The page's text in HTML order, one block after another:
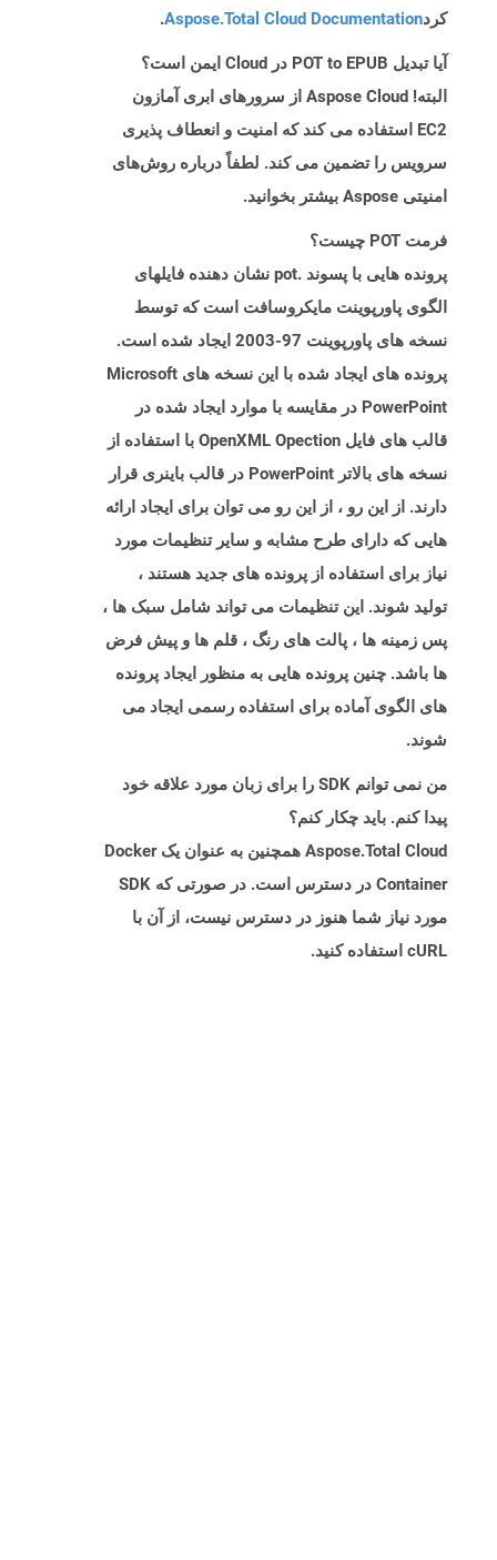
کردAspose.Total Cloud Documentation
.
آیا تبدیل POT to EPUB در Cloud ایمن است؟
البته! Aspose Cloud از سرورهای ابری آمازون
EC2 استفاده می کند که امنیت و انعطاف پذیری
سرویس را تضمین می کند. لطفاً درباره روش‌های
امنیتی Aspose بیشتر بخوانید.
فرمت POT چیست؟
پرونده هایی با پسوند .pot نشان دهنده فایلهای
الگوی پاورپوینت مایکروسافت است که توسط
نسخه های پاورپوینت 97-2003 ایجاد شده است.
پرونده های ایجاد شده با این نسخه های Microsoft
PowerPoint در مقایسه با موارد ایجاد شده در
قالب های فایل OpenXML Opection با استفاده از
نسخه های بالاتر PowerPoint در قالب باینری قرار
دارند. از این رو ، از این رو می توان برای ایجاد ارائه
هایی که دارای طرح مشابه و سایر تنظیمات مورد
نیاز برای استفاده از پرونده های جدید هستند ،
تولید شوند. این تنظیمات می تواند شامل سبک ها ،
پس زمینه ها ، پالت های رنگ ، قلم ها و پیش فرض
ها باشد. چنین پرونده هایی به منظور ایجاد پرونده
های الگوی آماده برای استفاده رسمی ایجاد می
شوند.
من نمی توانم SDK را برای زبان مورد علاقه خود
پیدا کنم. باید چکار کنم؟
Aspose.Total Cloud همچنین به عنوان یک Docker
Container در دسترس است. در صورتی که SDK
مورد نیاز شما هنوز در دسترس نیست، از آن با
cURL استفاده کنید.